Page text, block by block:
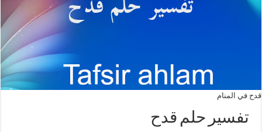
قدح في المنام
تفسير حلم قدح